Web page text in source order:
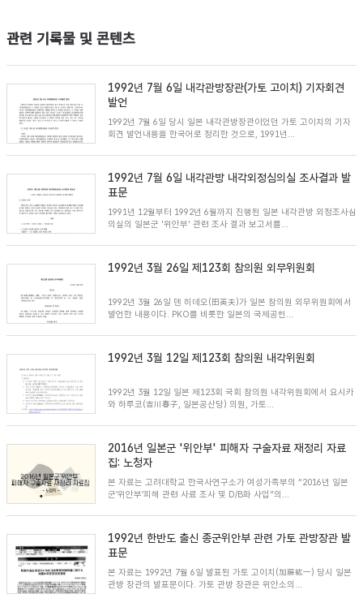
관련 기록물 및 콘텐츠
1992년 7월 6일 내각관방장관(가토 고이치) 기자회견
발언
1992년 7월 6일 당시 일본 내각관방장관이었던 가토 고이치의 기자
회견 발언내용을 한국어로 정리한 것으로, 1991년...
1992년 7월 6일 내각관방 내각외정심의실 조사결과 발
표문
1991년 12월부터 1992년 6월까지 진행된 일본 내각관방 외정조사심
의실의 일본군 '위안부' 관련 조사 결과 보고서를...
1992년 3월 26일 제123회 참의원 외무위원회
1992년 3월 26일 덴 히데오(田英夫)가 일본 참의원 외무위원회에서
발언한 내용이다. PKO를 비롯한 일본의 국제공헌...
1992년 3월 12일 제123회 참의원 내각위원회
1992년 3월 12일 일본 제123회 국회 참의원 내각위원회에서 요시카
와 하루코(吉川春⼦, 일본공산당) 의원, 가토...
2016년 일본군 '위안부' 피해자 구술자료 재정리 자료
집: 노청자
본 자료는 고려대학교 한국사연구소가 여성가족부의 “2016년 일본
군’위안부’피해 관련 사료 조사 및 D/B화 사업”의...
1992년 한반도 출신 종군위안부 관련 가토 관방장관 발
표문
본 자료는 1992년 7월 6일 발표된 가토 고이치(加藤紘一) 당시 일본
관방 장관의 발표문이다. 가토 관방 장관은 위안소의...